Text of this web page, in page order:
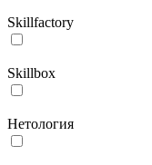
Skillfactory
Skillbox
Нетология